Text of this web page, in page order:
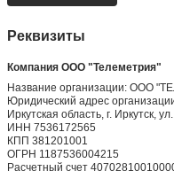
Реквизиты
Компания ООО "Телеметрия"
Название организации: ООО
Юридический адрес
Иркутская область, г. Иркутск,
ИНН 7536172565
КПП 381201001
ОГРН 1187536004215
Расчетный счет